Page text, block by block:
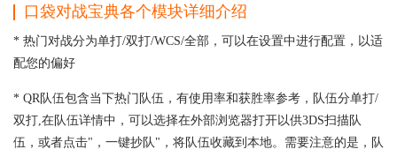
口袋对战宝典各个模块详细介绍
* 热门对战分为单打/双打/WCS/全部，可以在设置中进行配置，以适
配您的偏好
* QR队伍包含当下热门队伍，有使用率和获胜率参考，队伍分单打/
双打,在队伍详情中，可以选择在外部浏览器打开以供3DS扫描队
伍，或者点击"，一键抄队"，将队伍收藏到本地。需要注意的是，队